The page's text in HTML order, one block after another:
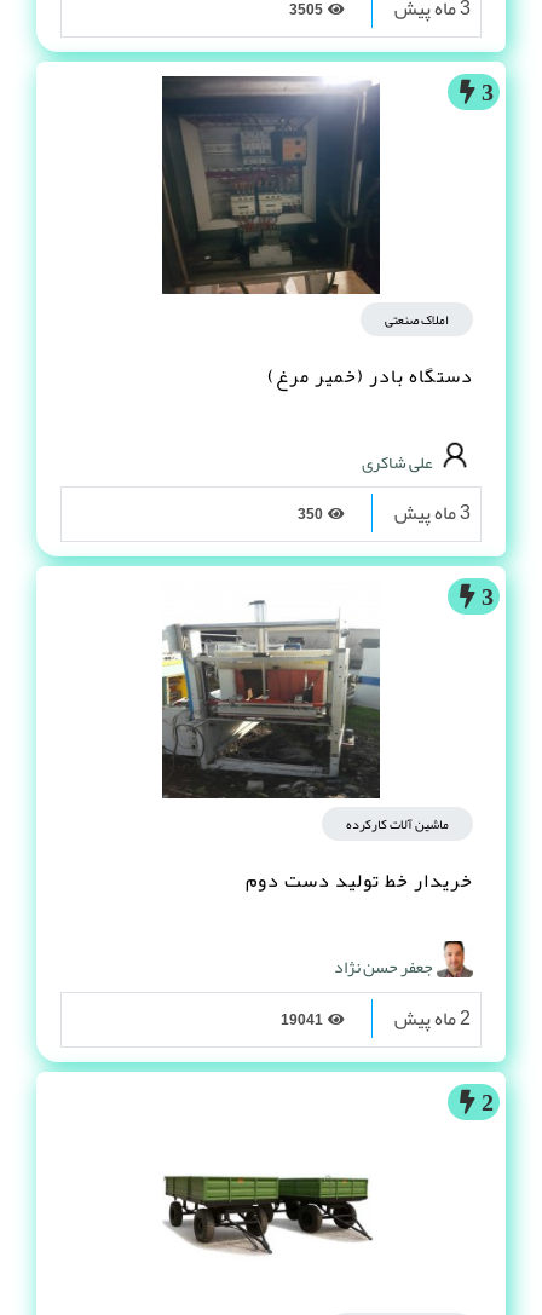
3 ماه پیش
3
املاک صنعتی
دستگاه بادر (خمیر مرغ)
علی شاکری
3 ماه پیش
3
ماشین آلات کارکرده
خریدار خط تولید دست دوم
جعفر حسن نژاد
2 ماه پیش
2